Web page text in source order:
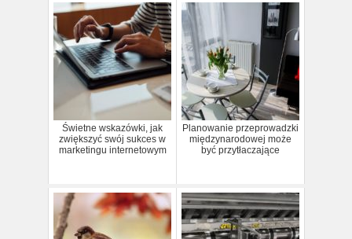
Świetne wskazówki, jak
zwiększyć swój sukces w
marketingu internetowym
Planowanie przeprowadzki
międzynarodowej może
być przytłaczające